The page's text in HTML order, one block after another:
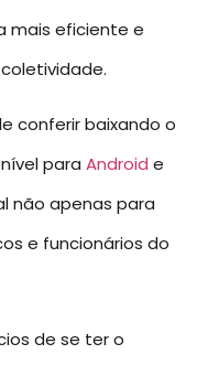
mais eficiente e
conferir baixando o
para Android e
não apenas para
e funcionários do
de se ter o